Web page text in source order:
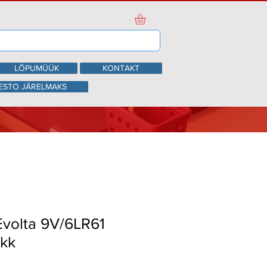
LÕPUMÜÜK
KONTAKT
JÄRELMAKS
9V/6LR61